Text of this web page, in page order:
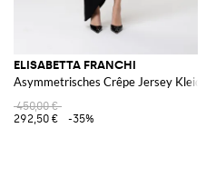
ELISABETTA FRANCHI
Asymmetrisches Crêpe Jersey Kleid
450,00 €
292,50 €
-35%